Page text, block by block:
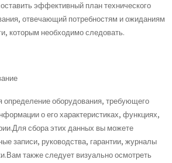
эффективный план технического
отвечающий потребностям и ожиданиям
которым необходимо следовать.
оборудования, требующего
о его характеристиках, функциях,
сбора этих данных вы можете
записи, руководства, гарантии, журналы
также следует визуально осмотреть